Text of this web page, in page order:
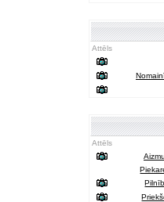
Attēls
Attēls